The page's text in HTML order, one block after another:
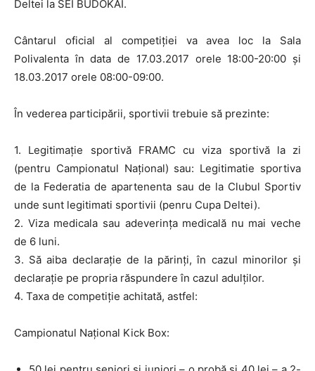
Deltei la SEI BUDOKAI.
Cântarul oficial al competiției va avea loc la Sala
Polivalenta în data de 17.03.2017 orele 18:00-20:00 și
18.03.2017 orele 08:00-09:00.
În vederea participării, sportivii trebuie să prezinte:
1. Legitimație sportivă FRAMC cu viza sportivă la zi
(pentru Campionatul Național) sau: Legitimatie sportiva
de la Federatia de apartenenta sau de la Clubul Sportiv
unde sunt legitimati sportivii (penru Cupa Deltei).
2. Viza medicala sau adeverința medicală nu mai veche
de 6 luni.
3. Să aiba declarație de la părinți, în cazul minorilor și
declarație pe propria răspundere în cazul adulților.
4. Taxa de competiție achitată, astfel:
Campionatul Național Kick Box: